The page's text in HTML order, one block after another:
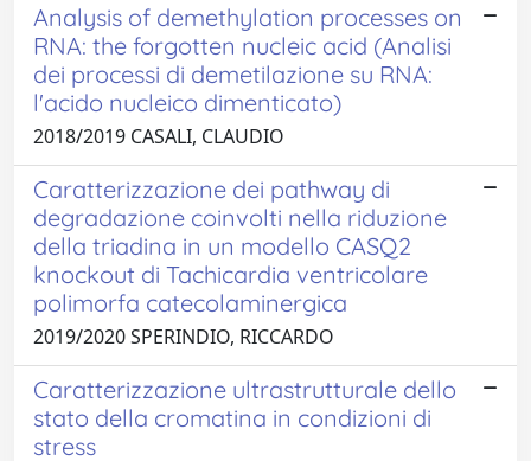
Analysis of demethylation processes on
RNA: the forgotten nucleic acid (Analisi
dei processi di demetilazione su RNA:
l'acido nucleico dimenticato)
2018/2019 CASALI, CLAUDIO
Caratterizzazione dei pathway di
degradazione coinvolti nella riduzione
della triadina in un modello CASQ2
knockout di Tachicardia ventricolare
polimorfa catecolaminergica
2019/2020 SPERINDIO, RICCARDO
Caratterizzazione ultrastrutturale dello
stato della cromatina in condizioni di
stress